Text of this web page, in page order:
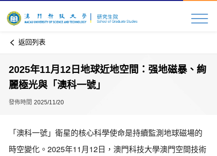
返回列表
2025年11月12日地球近地空間：强地磁暴、絢
麗極光與「澳科一號」
發佈時間 2025/11/20
「澳科一號」衛星的核心科學使命是持續監測地球磁場的
時空變化。2025年11月12日，澳門科技大學澳門空間技術